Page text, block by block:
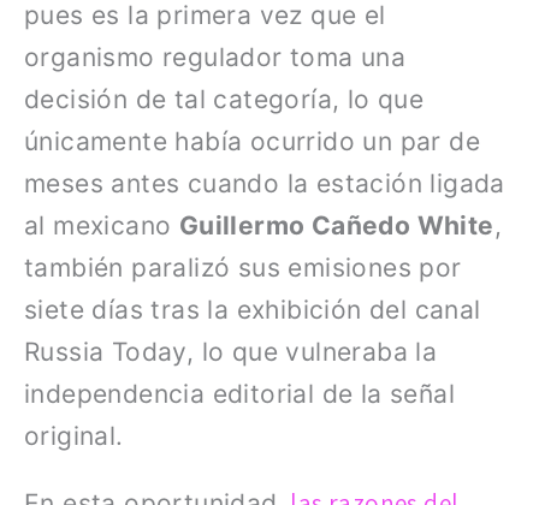
pues es la primera vez que el
organismo regulador toma una
decisión de tal categoría, lo que
únicamente había ocurrido un par de
meses antes cuando la estación ligada
al mexicano Guillermo Cañedo White,
también paralizó sus emisiones por
siete días tras la exhibición del canal
Russia Today, lo que vulneraba la
independencia editorial de la señal
original.